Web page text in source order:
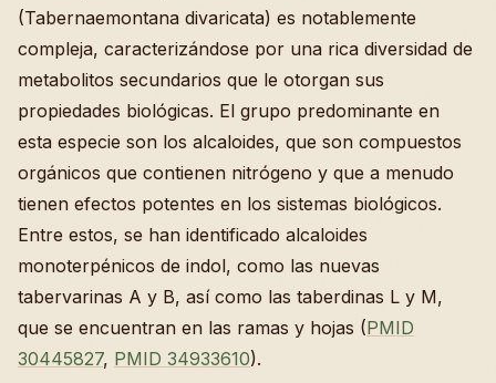
(Tabernaemontana divaricata) es notablemente
compleja, caracterizándose por una rica diversidad de
metabolitos secundarios que le otorgan sus
propiedades biológicas. El grupo predominante en
esta especie son los alcaloides, que son compuestos
orgánicos que contienen nitrógeno y que a menudo
tienen efectos potentes en los sistemas biológicos.
Entre estos, se han identificado alcaloides
monoterpénicos de indol, como las nuevas
tabervarinas A y B, así como las taberdinas L y M,
que se encuentran en las ramas y hojas (PMID
30445827, PMID 34933610).